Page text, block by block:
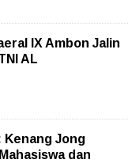
IX Ambon Jalin
AL
Kenang Jong
dan